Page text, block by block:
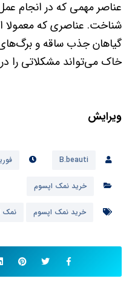
عناصر مهمی که در انجام
شناخت. عناصری که
گیاهان جذب ساقه و
خاک می‌تواند مشکلاتی را در
ویرایش
B.beauti فوریه
خرید نمک اپسوم
خرید نمک اپسوم نمک